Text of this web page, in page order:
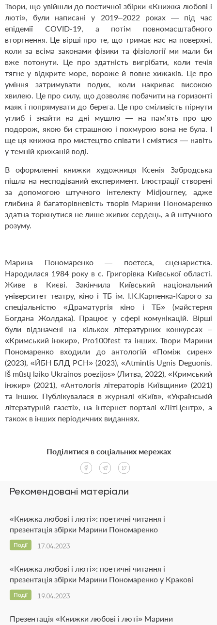
Твори, що увійшли до поетичної збірки «Книжка любові і
люті», були написані у 2019–2022 роках — під час
епідемії COVID-19, а потім повномасштабного
вторгнення. Це вірші про те, що тримає нас на поверхні,
коли за всіма законами фізики та фізіології ми мали би
вже потонути. Це про здатність вигрібати, коли течія
тягне у відкрите море, вороже й повне хижаків. Це про
уміння затримувати подих, коли накриває високою
хвилею. Це про силу, що дозволяє побачити на горизонті
маяк і попрямувати до берега. Це про сміливість пірнути
углиб і знайти на дні мушлю — на пам’ять про цю
подорож, якою би страшною і похмурою вона не була. І
ще ця книжка про мистецтво співати і сміятися — навіть
у темній крижаній воді.
В оформленні книжки художниця Ксенія Забродська
пішла на несподіваний експеримент. Ілюстрації створені
за допомогою штучного інтелекту Midjourney, адже
глибина й багаторівневість творів Марини Пономаренко
здатна торкнутися не лише живих сердець, а й штучного
розуму.
Марина Пономаренко — поетеса, сценаристка.
Народилася 1984 року в с. Григорівка Київської області.
Живе в Києві. Закінчила Київський національний
університет театру, кіно і ТБ ім. І.К.Карпенка-Карого за
спеціальністю «Драматургія кіно і ТБ» (майстерня
Богдана Жолдака). Працює у сфері комунікацій. Вірші
були відзначені на кількох літературних конкурсах –
«Кримський інжир», Pro100fest та інших. Твори Марини
Пономаренко входили до антологій «Поміж сирен»
(2023), «ЙБН БЛД РСН» (2023), «Atmintis Ugnis Deguonis.
Iš mūsų laiko Ukrainos poezijos» (Литва, 2022), «Кримський
інжир» (2021), «Антологія літераторів Київщини» (2021)
та інших. Публікувалася в журналі «Київ», «Українській
літературній газеті», на інтернет-порталі «ЛітЦентр», а
також в інших періодичних виданнях.
Рекомендовані матеріали
«Книжка любові і люті»: поетичні читання і
презентація збірки Марини Пономаренко
17.04.2023
Події
«Книжка любові і люті»: поетичні читання і
презентація збірки Марини Пономаренко у Кракові
19.04.2023
Події
Презентація «Книжки любові і люті» Марини
Поділитися в соціальних мережах